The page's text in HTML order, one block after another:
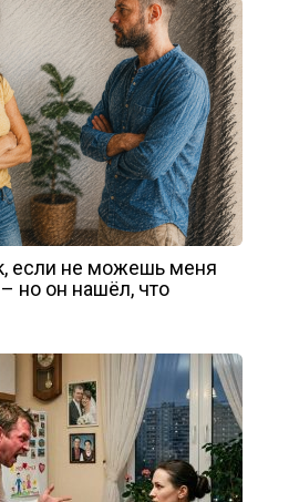
если не можешь меня
но он нашёл, что